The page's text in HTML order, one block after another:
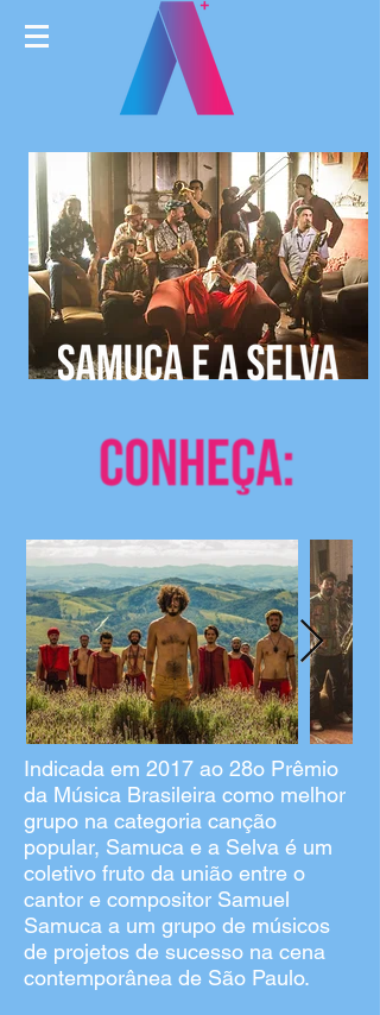
Indicada em 2017 ao 28o Prêmio
da Música Brasileira como melhor
grupo na categoria canção
popular, Samuca e a Selva é um
coletivo fruto da união entre o
cantor e compositor Samuel
Samuca a um grupo de músicos
de projetos de sucesso na cena
contemporânea de São Paulo.